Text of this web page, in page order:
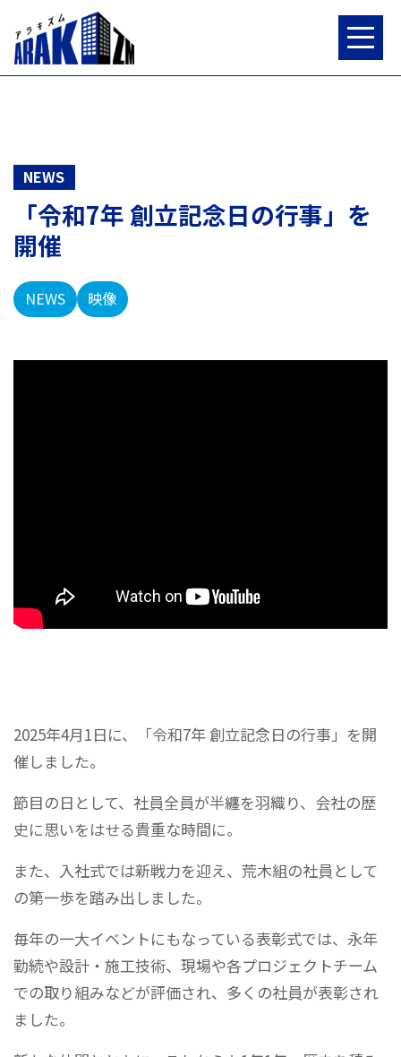
特集
連載
荒木組ワークス
NEWS
NEWS
「令和7年 創立記念日の行事」を
開催
NEWS 映像
2025年4月1日に、「令和7年 創立記念日の行事」を開
催しました。
節目の日として、社員全員が半纏を羽織り、会社の歴
史に思いをはせる貴重な時間に。
また、入社式では新戦力を迎え、荒木組の社員として
の第一歩を踏み出しました。
毎年の一大イベントにもなっている表彰式では、永年
勤続や設計・施工技術、現場や各プロジェクトチーム
での取り組みなどが評価され、多くの社員が表彰され
ました。